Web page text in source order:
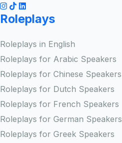
Roleplays
Roleplays in English
Roleplays for Arabic Speakers
Roleplays for Chinese Speakers
Roleplays for Dutch Speakers
Roleplays for French Speakers
Roleplays for German Speakers
Roleplays for Greek Speakers